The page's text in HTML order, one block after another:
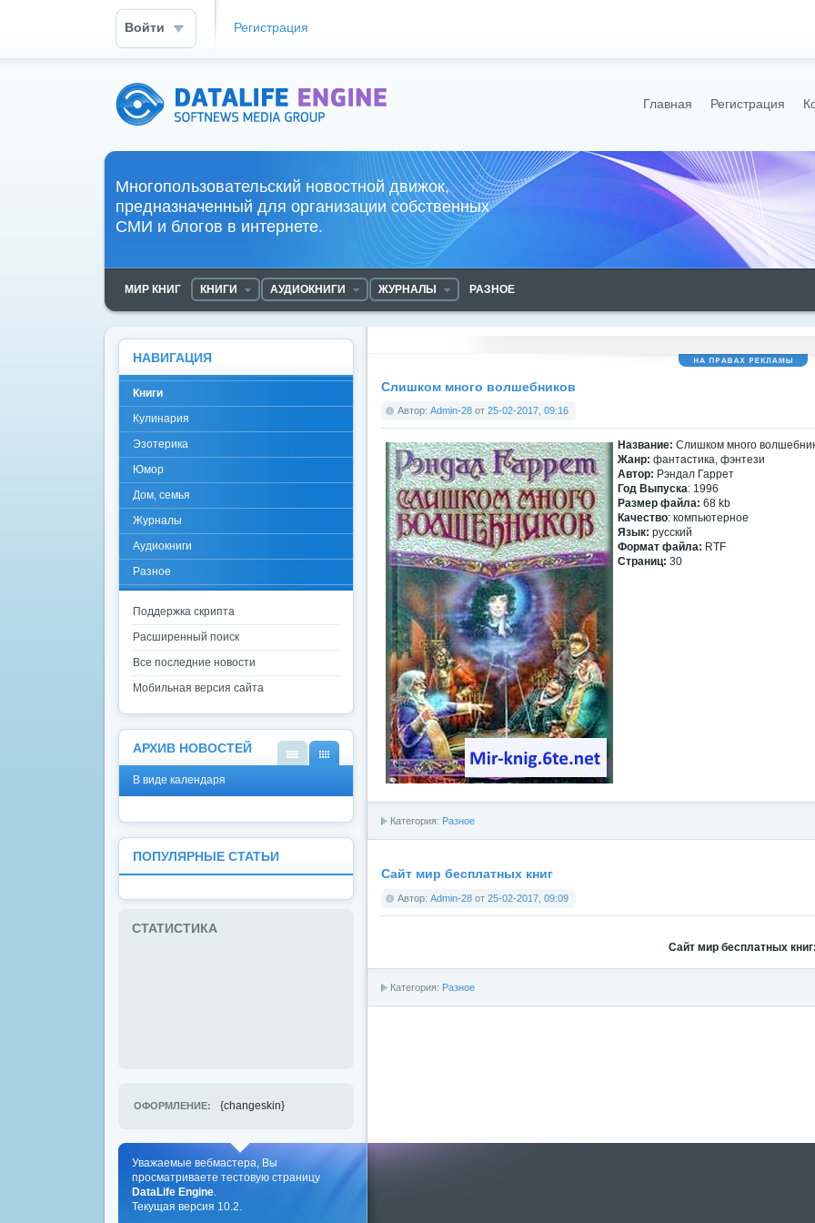
Войти Регистрация
Главная Регистрация
Многопользовательский новостной движок,
предназначенный для организации собственных
СМИ и блогов в интернете.
МИР КНИГ КНИГИ АУДИОКНИГИ ЖУРНАЛЫ РАЗНОЕ
Слишком много волшебников
Автор: Admin-28 от 25-02-2017, 09:16
Название: Слишком много
Жанр: фантастика, фэнтези
Автор: Рэндал Гаррет
Год Выпуска: 1996
Размер файла: 68 kb
Качество: компьютерное
Язык: русский
Формат файла: RTF
Страниц: 30
Категория: Разное
Сайт мир бесплатных книг
Автор: Admin-28 от 25-02-2017, 09:09
Сайт мир бесплатных
Категория: Разное
НАВИГАЦИЯ
Книги
Кулинария
Эзотерика
Юмор
Дом, семья
Журналы
Аудиокниги
Разное
Поддержка скрипта
Расширенный поиск
Все последние новости
Мобильная версия сайта
АРХИВ НОВОСТЕЙ
кален
списк
В виде календаря
ПОПУЛЯРНЫЕ СТАТЬИ
СТАТИСТИКА
{changeskin}
ОФОРМЛЕНИЕ:
Уважаемые вебмастера, Вы
просматриваете тестовую страницу
DataLife Engine.
Текущая версия 10.2.